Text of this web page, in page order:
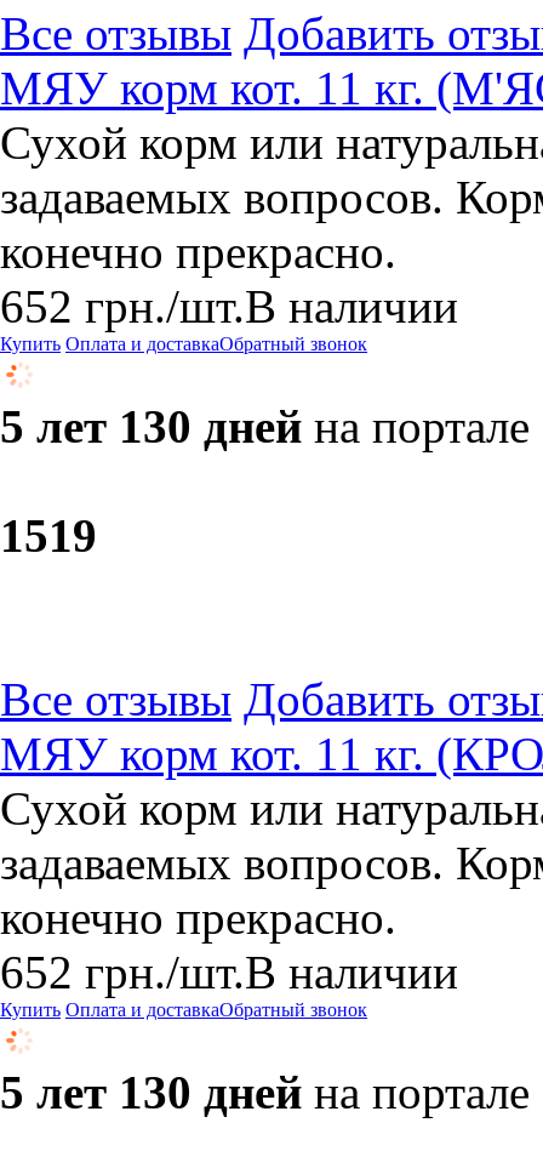
Все отзывы Добавить
МЯУ корм кот. 11 кг.
Сухой корм или
задаваемых вопросов.
конечно прекрасно.
652 грн./шт.В наличии
Купить Оплата и доставкаОбратный звонок
5 лет 130 дней на портале
1519
Все отзывы Добавить
МЯУ корм кот. 11 кг.
Сухой корм или
задаваемых вопросов.
конечно прекрасно.
652 грн./шт.В наличии
Купить Оплата и доставкаОбратный звонок
5 лет 130 дней на портале